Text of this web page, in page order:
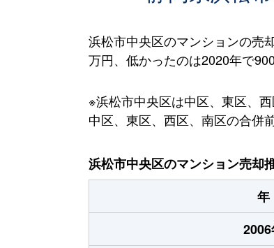
浜松市中央区のマンションの売
万円、低かったのは2020年で
※浜松市中央区は中区、東区、
中区、東区、西区、南区の合併
浜松市中央区のマンション売却
年